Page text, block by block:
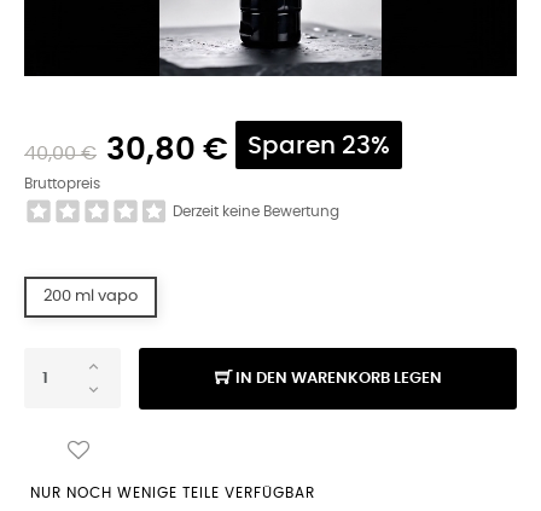
40,00 € 30,80 € Sparen 23%
Bruttopreis
Derzeit keine Bewertung
200 ml vapo
IN DEN WARENKORB LEGEN
NUR NOCH WENIGE TEILE VERFÜGBAR